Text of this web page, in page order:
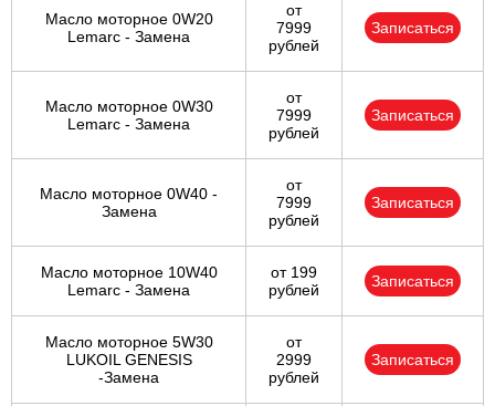
Челябинск
Череповец
Ярославль
Масло моторное 0W20
Lemarc - Замена
от
7999
рублей
Записаться
Масло моторное 0W30
Lemarc - Замена
от
7999
рублей
Записаться
Масло моторное 0W40 -
Замена
от
7999
рублей
Записаться
Масло моторное 10W40
Lemarc - Замена
от 199
рублей
Записаться
Масло моторное 5W30
LUKOIL GENESIS
-Замена
от
2999
рублей
Записаться